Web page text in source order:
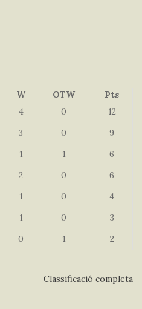
W OTW
Pts
4 0
12
3 0
9
1 1
6
2 0
6
1 0
4
1 0
3
0 1 2
Classificació completa